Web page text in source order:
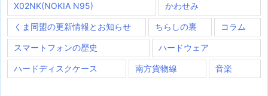
X02NK(NOKIA N95)
かわせみ
くま同盟の更新情報とお知らせ ちらしの裏 コラム
スマートフォンの歴史 ハードウェア
ハードディスクケース 南方貨物線 音楽